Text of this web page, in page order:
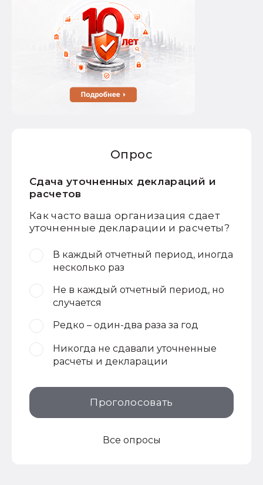
Опрос
Сдача уточненных деклараций и
расчетов
Как часто ваша организация сдает
уточненные декларации и расчеты?
В каждый отчетный период, иногда
несколько раз
Не в каждый отчетный период, но
случается
Редко – один-два раза за год
Никогда не сдавали уточненные
расчеты и декларации
Проголосовать
Все опросы